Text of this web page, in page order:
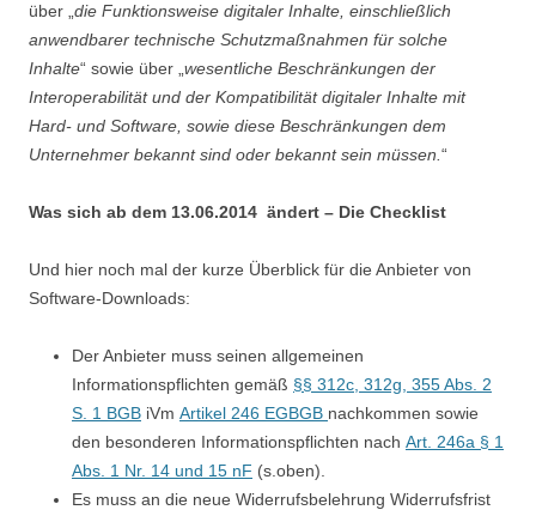
über „ die Funktionsweise digitaler Inhalte, einschließlich
anwendbarer technische Schutzmaßnahmen für solche
Inhalte“ sowie über „ wesentliche Beschränkungen der
Interoperabilität und der Kompatibilität digitaler Inhalte mit
Hard- und Software, sowie diese Beschränkungen dem
Unternehmer bekannt sind oder bekannt sein müssen. “
Was sich ab dem 13.06.2014 ändert – Die Checklist
Und hier noch mal der kurze Überblick für die Anbieter von
Software-Downloads:
Der Anbieter muss seinen allgemeinen
Informationspflichten gemäß §§ 312c, 312g, 355 Abs. 2
S. 1 BGB iVm Artikel 246 EGBGB nachkommen sowie
den besonderen Informationspflichten nach Art. 246a § 1
Abs. 1 Nr. 14 und 15 nF (s.oben).
Es muss an die neue Widerrufsbelehrung Widerrufsfrist